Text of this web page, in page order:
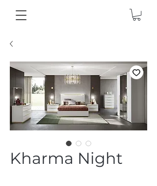
Kharma Night